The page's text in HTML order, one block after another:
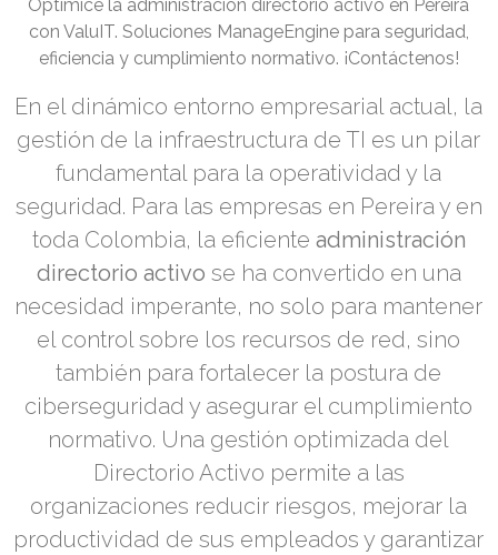
Optimice la administración directorio activo en Pereira
con ValuIT. Soluciones ManageEngine para seguridad,
eficiencia y cumplimiento normativo. ¡Contáctenos!
En el dinámico entorno empresarial actual, la
gestión de la infraestructura de TI es un pilar
fundamental para la operatividad y la
seguridad. Para las empresas en Pereira y en
toda Colombia, la eficiente administración
directorio activo se ha convertido en una
necesidad imperante, no solo para mantener
el control sobre los recursos de red, sino
también para fortalecer la postura de
ciberseguridad y asegurar el cumplimiento
normativo. Una gestión optimizada del
Directorio Activo permite a las
organizaciones reducir riesgos, mejorar la
productividad de sus empleados y garantizar